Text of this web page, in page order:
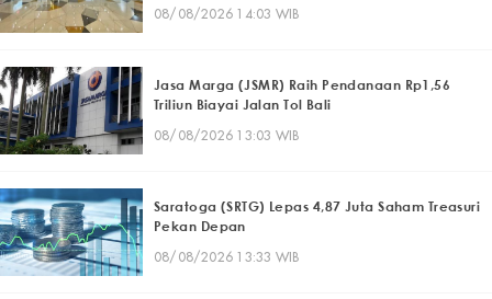
08/08/2026 14:03 WIB
Jasa Marga (JSMR) Raih Pendanaan Rp1,56
Triliun Biayai Jalan Tol Bali
08/08/2026 13:03 WIB
Saratoga (SRTG) Lepas 4,87 Juta Saham Treasuri
Pekan Depan
08/08/2026 13:33 WIB